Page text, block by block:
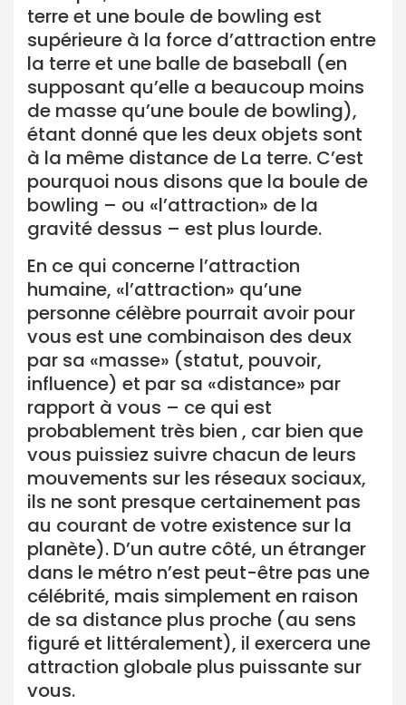
terre et une boule de bowling est
supérieure à la force d’attraction entre
la terre et une balle de baseball (en
supposant qu’elle a beaucoup moins
de masse qu’une boule de bowling),
étant donné que les deux objets sont
à la même distance de La terre. C’est
pourquoi nous disons que la boule de
bowling – ou «l’attraction» de la
gravité dessus – est plus lourde.
En ce qui concerne l’attraction
humaine, «l’attraction» qu’une
personne célèbre pourrait avoir pour
vous est une combinaison des deux
par sa «masse» (statut, pouvoir,
influence) et par sa «distance» par
rapport à vous – ce qui est
probablement très bien , car bien que
vous puissiez suivre chacun de leurs
mouvements sur les réseaux sociaux,
ils ne sont presque certainement pas
au courant de votre existence sur la
planète). D’un autre côté, un étranger
dans le métro n’est peut-être pas une
célébrité, mais simplement en raison
de sa distance plus proche (au sens
figuré et littéralement), il exercera une
attraction globale plus puissante sur
vous.